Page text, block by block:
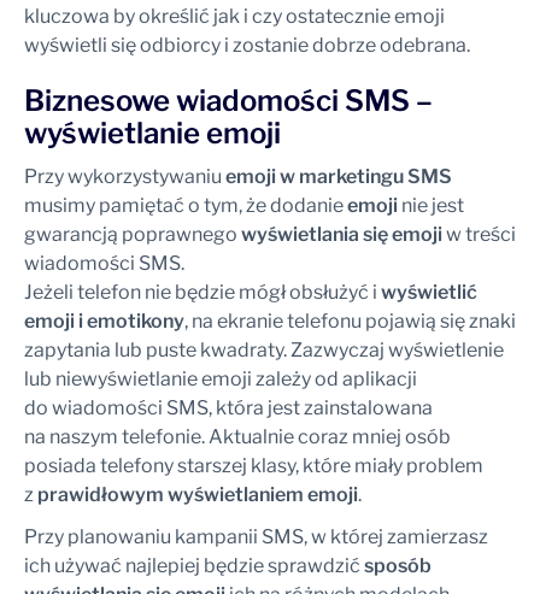
kluczowa by określić jak i czy ostatecznie emoji
wyświetli się odbiorcy i zostanie dobrze odebrana.
Biznesowe wiadomości SMS –
wyświetlanie emoji
Przy wykorzystywaniu emoji w marketingu SMS
musimy pamiętać o tym, że dodanieemoji nie jest
gwarancją poprawnego wyświetlania się emoji w treści
wiadomości SMS.
Jeżeli telefon nie będzie mógł obsłużyć i wyświetlić
emoji i emotikony, na ekranie telefonu pojawią się znaki
zapytania lub puste kwadraty. Zazwyczaj wyświetlenie
lub niewyświetlanie emoji zależy od aplikacji
do wiadomości SMS, która jest zainstalowana
na naszym telefonie. Aktualnie coraz mniej osób
posiada telefony starszej klasy, które miały problem
z prawidłowym wyświetlaniem emoji.
Przy planowaniu kampanii SMS, w której zamierzasz
ich używać najlepiej będzie sprawdzić sposób